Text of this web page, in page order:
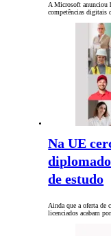
A Microsoft anunciou
competências digitais
Na UE
de estudo
Ainda que a oferta de
licenciados acabam